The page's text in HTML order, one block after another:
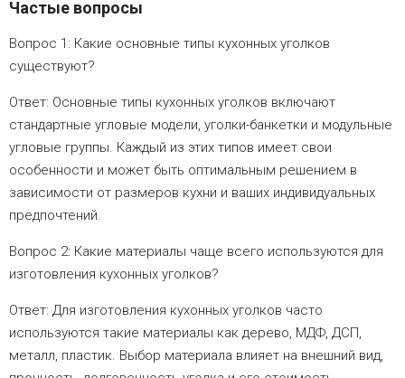
Частые вопросы
Вопрос 1: Какие основные типы кухонных уголков
существуют?
Ответ: Основные типы кухонных уголков включают
стандартные угловые модели, уголки-банкетки и модульные
угловые группы. Каждый из этих типов имеет свои
особенности и может быть оптимальным решением в
зависимости от размеров кухни и ваших индивидуальных
предпочтений.
Вопрос 2: Какие материалы чаще всего используются для
изготовления кухонных уголков?
Ответ: Для изготовления кухонных уголков часто
используются такие материалы как дерево, МДФ, ДСП,
металл, пластик. Выбор материала влияет на внешний вид,